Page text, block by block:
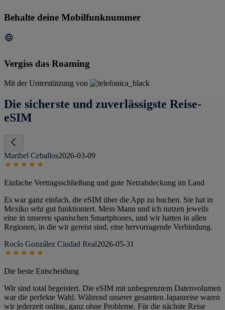
Behalte deine Mobilfunknummer
Vergiss das Roaming
Mit der Unterstützung von
Die sicherste und zuverlässigste Reise-
eSIM
Maribel Ceballos2026-03-09
Einfache Vertragsschließung und gute Netzabdeckung im Land
Es war ganz einfach, die eSIM über die App zu buchen. Sie hat in
Mexiko sehr gut funktioniert. Mein Mann und ich nutzen jeweils
eine in unseren spanischen Smartphones, und wir hatten in allen
Regionen, in die wir gereist sind, eine hervorragende Verbindung.
Rocío González Ciudad Real2026-05-31
Die beste Entscheidung
Wir sind total begeistert. Die eSIM mit unbegrenztem Datenvolumen
war die perfekte Wahl. Während unserer gesamten Japanreise waren
wir jederzeit online, ganz ohne Probleme. Für die nächste Reise